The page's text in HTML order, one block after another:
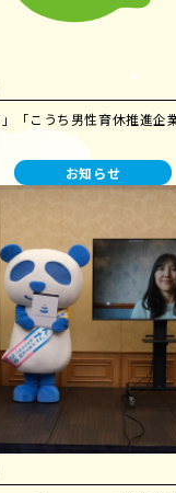
」「こうち男性育休推進企
お知らせ